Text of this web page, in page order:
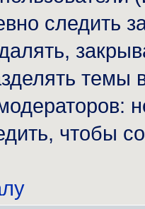
следить
темы
чтобы